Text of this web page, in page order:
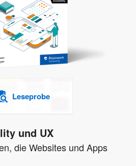
Leseprobe
und UX
die Websites und Apps